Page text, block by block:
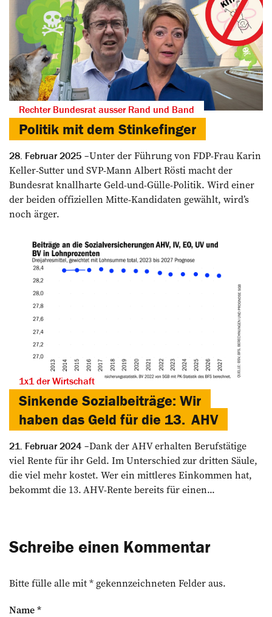
Rechter Bundesrat ausser Rand und Band
Politik mit dem Stinkefinger
28. Februar 2025
Unter der Führung von FDP-Frau Karin
Keller-Sutter und SVP-Mann Albert Rösti macht der
Bundesrat knallharte Geld-und-Gülle-Politik. Wird einer
der beiden offiziellen Mitte-Kandidaten gewählt, wird’s
noch ärger.
1x1 der Wirtschaft
Sinkende Sozialbeiträge: Wir
haben das Geld für die 13. AHV
21. Februar 2024
Dank der AHV erhalten Berufstätige
viel Rente für ihr Geld. Im Unterschied zur dritten Säule,
die viel mehr kostet. Wer ein mittleres Einkommen hat,
bekommt die 13. AHV-Rente ­bereits für einen...
Schreibe einen Kommentar
Bitte fülle alle mit * gekennzeichneten Felder aus.
Name*